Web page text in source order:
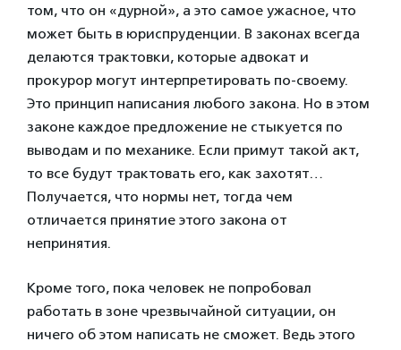
том, что он «дурной», а это самое ужасное, что
может быть в юриспруденции. В законах всегда
делаются трактовки, которые адвокат и
прокурор могут интерпретировать по-своему.
Это принцип написания любого закона. Но в этом
законе каждое предложение не стыкуется по
выводам и по механике. Если примут такой акт,
то все будут трактовать его, как захотят…
Получается, что нормы нет, тогда чем
отличается принятие этого закона от
непринятия.
Кроме того, пока человек не попробовал
работать в зоне чрезвычайной ситуации, он
ничего об этом написать не сможет. Ведь этого